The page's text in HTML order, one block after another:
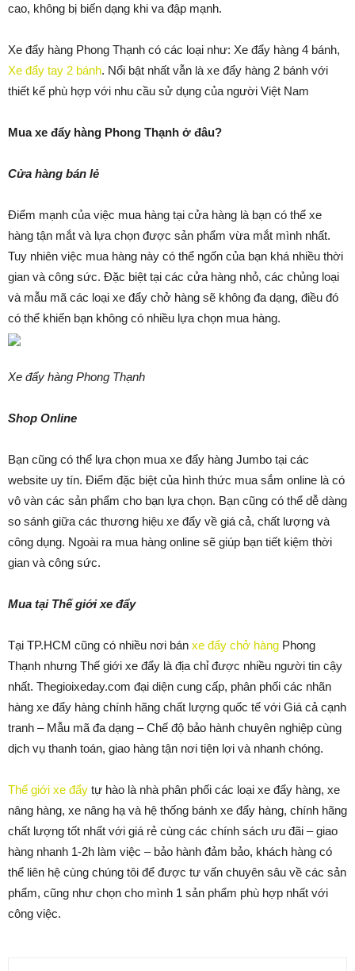
cao, không bị biến dạng khi va đập mạnh.
Xe đẩy hàng Phong Thạnh có các loại như: Xe đẩy hàng 4 bánh,
Xe đẩy tay 2 bánh. Nổi bật nhất vẫn là xe đẩy hàng 2 bánh với
thiết kế phù hợp với nhu cầu sử dụng của người Việt Nam
Mua xe đẩy hàng Phong Thạnh ở đâu?
Cửa hàng bán lẻ
Điểm mạnh của việc mua hàng tại cửa hàng là bạn có thể xe
hàng tận mắt và lựa chọn được sản phẩm vừa mắt mình nhất.
Tuy nhiên việc mua hàng này có thể ngốn của bạn khá nhiều thời
gian và công sức. Đặc biệt tại các cửa hàng nhỏ, các chủng loại
và mẫu mã các loại xe đẩy chở hàng sẽ không đa dạng, điều đó
có thể khiến bạn không có nhiều lựa chọn mua hàng.
Xe đẩy hàng Phong Thạnh
Shop Online
Bạn cũng có thể lựa chọn mua xe đẩy hàng Jumbo tại các
website uy tín. Điểm đặc biệt của hình thức mua sắm online là có
vô vàn các sản phẩm cho bạn lựa chọn. Bạn cũng có thể dễ dàng
so sánh giữa các thương hiệu xe đẩy về giá cả, chất lượng và
công dụng. Ngoài ra mua hàng online sẽ giúp bạn tiết kiệm thời
gian và công sức.
Mua tại Thế giới xe đẩy
Tại TP.HCM cũng có nhiều nơi bán xe đẩy chở hàng Phong
Thạnh nhưng Thế giới xe đẩy là địa chỉ được nhiều người tin cậy
nhất. Thegioixeday.com đại diện cung cấp, phân phối các nhãn
hàng xe đẩy hàng chính hãng chất lượng quốc tế với Giá cả cạnh
tranh – Mẫu mã đa dạng – Chế độ bảo hành chuyên nghiệp cùng
dịch vụ thanh toán, giao hàng tận nơi tiện lợi và nhanh chóng.
Thế giới xe đẩy tự hào là nhà phân phối các loại xe đẩy hàng, xe
nâng hàng, xe nâng hạ và hệ thống bánh xe đẩy hàng, chính hãng
chất lượng tốt nhất với giá rẻ cùng các chính sách ưu đãi – giao
hàng nhanh 1-2h làm việc – bảo hành đảm bảo, khách hàng có
thể liên hệ cùng chúng tôi để được tư vấn chuyên sâu về các sản
phẩm, cũng như chọn cho mình 1 sản phẩm phù hợp nhất với
công việc.